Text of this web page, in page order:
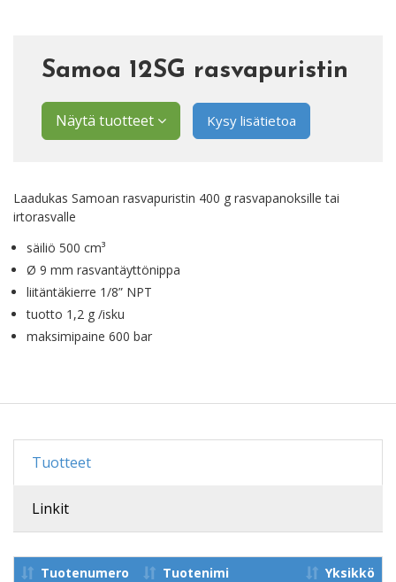
Samoa 12SG rasvapuristin
Näytä tuotteet Kysy lisätietoa
Laadukas Samoan rasvapuristin 400 g rasvapanoksille tai
irtorasvalle
säiliö 500 cm³
Ø 9 mm rasvantäyttönippa
liitäntäkierre 1/8” NPT
tuotto 1,2 g /isku
maksimipaine 600 bar
Tuotteet
Linkit
Tuotenumero Tuotenimi Yksikkö